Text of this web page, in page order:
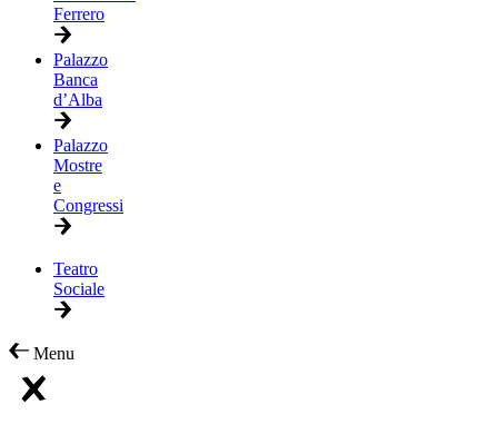
Ferrero
Palazzo
Banca
d’Alba
Palazzo
Mostre
e
Congressi
Teatro
Sociale
Menu